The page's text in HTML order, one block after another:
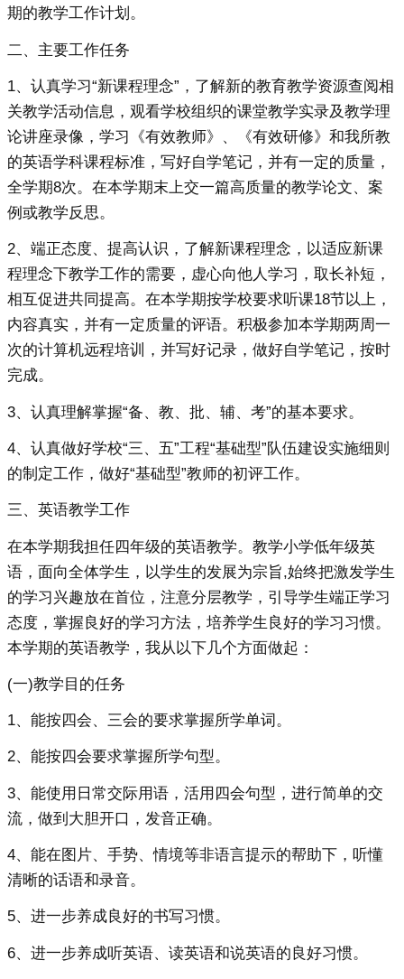
期的教学工作计划。
二、主要工作任务
1、认真学习“新课程理念”，了解新的教育教学资源查阅相
关教学活动信息，观看学校组织的课堂教学实录及教学理
论讲座录像，学习《有效教师》、《有效研修》和我所教
的英语学科课程标准，写好自学笔记，并有一定的质量，
全学期8次。在本学期末上交一篇高质量的教学论文、案
例或教学反思。
2、端正态度、提高认识，了解新课程理念，以适应新课
程理念下教学工作的需要，虚心向他人学习，取长补短，
相互促进共同提高。在本学期按学校要求听课18节以上，
内容真实，并有一定质量的评语。积极参加本学期两周一
次的计算机远程培训，并写好记录，做好自学笔记，按时
完成。
3、认真理解掌握“备、教、批、辅、考”的基本要求。
4、认真做好学校“三、五”工程“基础型”队伍建设实施细则
的制定工作，做好“基础型”教师的初评工作。
三、英语教学工作
在本学期我担任四年级的英语教学。教学小学低年级英
语，面向全体学生，以学生的发展为宗旨,始终把激发学生
的学习兴趣放在首位，注意分层教学，引导学生端正学习
态度，掌握良好的学习方法，培养学生良好的学习习惯。
本学期的英语教学，我从以下几个方面做起：
(一)教学目的任务
1、能按四会、三会的要求掌握所学单词。
2、能按四会要求掌握所学句型。
3、能使用日常交际用语，活用四会句型，进行简单的交
流，做到大胆开口，发音正确。
4、能在图片、手势、情境等非语言提示的帮助下，听懂
清晰的话语和录音。
5、进一步养成良好的书写习惯。
6、进一步养成听英语、读英语和说英语的良好习惯。